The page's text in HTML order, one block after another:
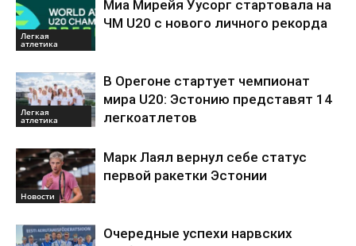
Легкая
атлетика
Миа Мирейя Уусорг стартовала на
ЧМ U20 c нового личного рекорда
Легкая
атлетика
В Орегоне стартует чемпионат
мира U20: Эстонию представят 14
легкоатлетов
Новости
Марк Лаял вернул себе статус
первой ракетки Эстонии
Очередные успехи нарвских